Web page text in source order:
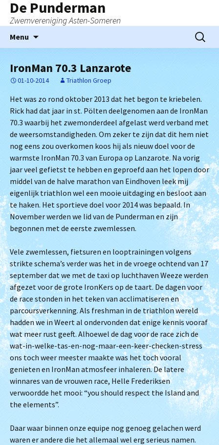
De Punderman
Zwemvereniging Asten-Someren
Menu
inhoud
Zoeken
naar:
IronMan 70.3 Lanzarote
01-10-2014 Triathlon Groep
Het was zo rond oktober 2013 dat het begon te kriebelen.
Rick had dat jaar in st. Pölten deelgenomen aan de IronMan
70.3 waarbij het zwemonderdeel afgelast werd verband met
de weersomstandigheden. Om zeker te zijn dat dit hem niet
nog eens zou overkomen koos hij als nieuw doel voor de
warmste IronMan 70.3 van Europa op Lanzarote. Na vorig
jaar veel gefietst te hebben en geproefd aan het lopen door
middel van de halve marathon van Eindhoven leek mij
eigenlijk triathlon wel een mooie uitdaging en besloot aan
te haken. Het sportieve doel voor 2014 was bepaald. In
November werden we lid van de Punderman en zijn
begonnen met de eerste zwemlessen.
Vele zwemlessen, fietsuren en looptrainingen volgens
strikte schema’s verder was het in de vroege ochtend van 17
september dat we met de taxi op luchthaven Weeze werden
afgezet voor de grote IronKers op de taart. De dagen voor
de race stonden in het teken van acclimatiseren en
parcoursverkenning. Als freshman in de triathlon wereld
hadden we in Weert al ondervonden dat enige kennis vooraf
wat meer rust geeft. Alhoewel de dag voor de race zich de
wat-in-welke-tas-en-nog-maar-een-keer-checken-stress
ons toch weer meester maakte was het toch vooral
genieten en IronMan atmosfeer inhaleren. De latere
winnares van de vrouwen race, Helle Frederiksen
verwoordde het mooi: “you should respect the Island and
the elements”.
Daar waar binnen onze equipe nog genoeg gelachen werd
waren er andere die het allemaal wel erg serieus namen.